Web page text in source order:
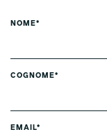
NOME*
COGNOME*
EMAIL*